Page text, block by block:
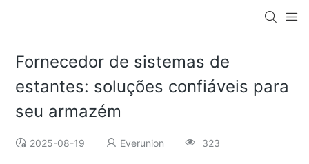
Fornecedor de sistemas de
estantes: soluções confiáveis para
seu armazém
2025-08-19 Everunion 323